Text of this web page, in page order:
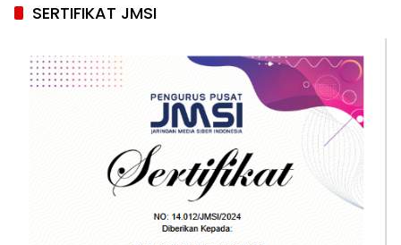
SERTIFIKAT JMSI